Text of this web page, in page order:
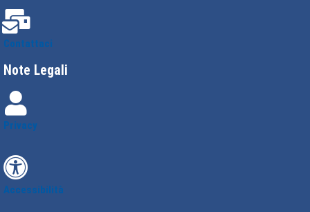
Contattaci
Note Legali
Privacy
Accessibilità